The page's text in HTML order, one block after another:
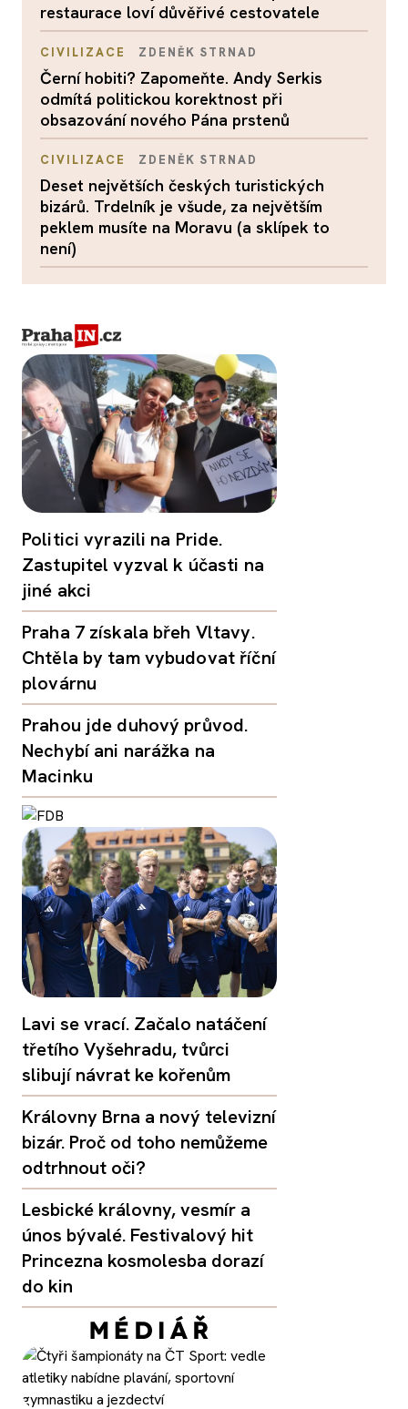
restaurace loví důvěřivé cestovatele
CIVILIZACE ZDENĚK STRNAD
Černí hobiti? Zapomeňte. Andy Serkis
odmítá politickou korektnost při
obsazování nového Pána prstenů
CIVILIZACE ZDENĚK STRNAD
Deset největších českých turistických
bizárů. Trdelník je všude, za největším
peklem musíte na Moravu (a sklípek to
není)
Politici vyrazili na Pride.
Zastupitel vyzval k účasti na
jiné akci
Praha 7 získala břeh Vltavy.
Chtěla by tam vybudovat říční
plovárnu
Prahou jde duhový průvod.
Nechybí ani narážka na
Macinku
Lavi se vrací. Začalo natáčení
třetího Vyšehradu, tvůrci
slibují návrat ke kořenům
Královny Brna a nový televizní
bizár. Proč od toho nemůžeme
odtrhnout oči?
Lesbické královny, vesmír a
únos bývalé. Festivalový hit
Princezna kosmolesba dorazí
do kin